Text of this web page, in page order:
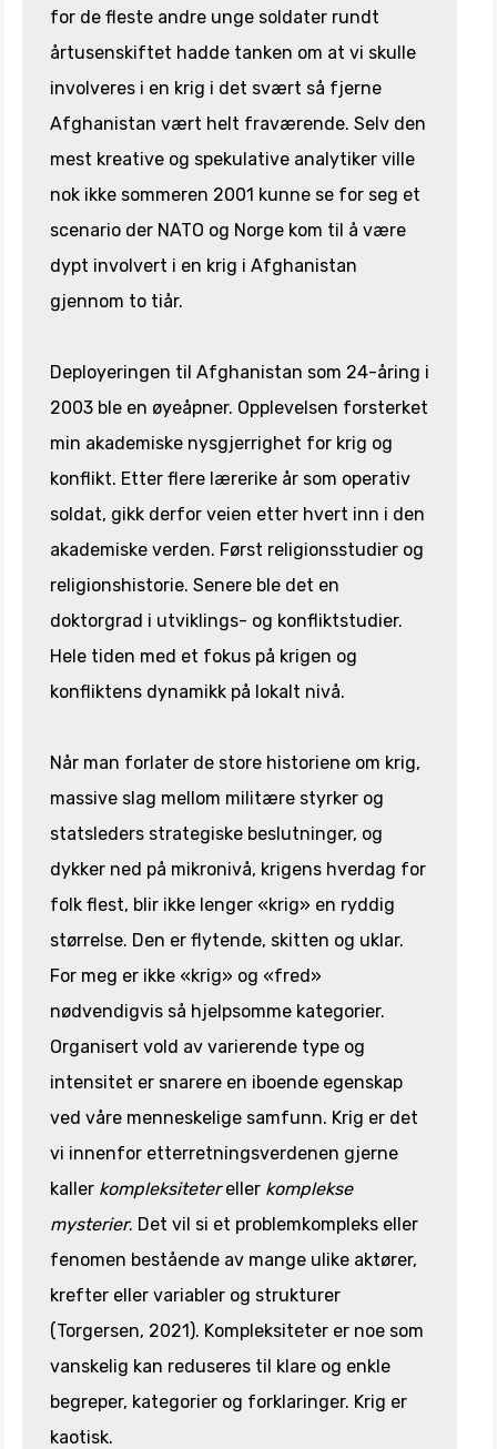
for de fleste andre unge soldater rundt
årtusenskiftet hadde tanken om at vi skulle
involveres i en krig i det svært så fjerne
Afghanistan vært helt fraværende. Selv den
mest kreative og spekulative analytiker ville
nok ikke sommeren 2001 kunne se for seg et
scenario der NATO og Norge kom til å være
dypt involvert i en krig i Afghanistan
gjennom to tiår.
Deployeringen til Afghanistan som 24-åring i
2003 ble en øyeåpner. Opplevelsen forsterket
min akademiske nysgjerrighet for krig og
konflikt. Etter flere lærerike år som operativ
soldat, gikk derfor veien etter hvert inn i den
akademiske verden. Først religionsstudier og
religionshistorie. Senere ble det en
doktorgrad i utviklings- og konfliktstudier.
Hele tiden med et fokus på krigen og
konfliktens dynamikk på lokalt nivå.
Når man forlater de store historiene om krig,
massive slag mellom militære styrker og
statsleders strategiske beslutninger, og
dykker ned på mikronivå, krigens hverdag for
folk flest, blir ikke lenger «krig» en ryddig
størrelse. Den er flytende, skitten og uklar.
For meg er ikke «krig» og «fred»
nødvendigvis så hjelpsomme kategorier.
Organisert vold av varierende type og
intensitet er snarere en iboende egenskap
ved våre menneskelige samfunn. Krig er det
vi innenfor etterretningsverdenen gjerne
kaller kompleksitetereller komplekse
mysterier. Det vil si et problemkompleks eller
fenomen bestående av mange ulike aktører,
krefter eller variabler og strukturer
(Torgersen, 2021). Kompleksiteter er noe som
vanskelig kan reduseres til klare og enkle
begreper, kategorier og forklaringer. Krig er
kaotisk.